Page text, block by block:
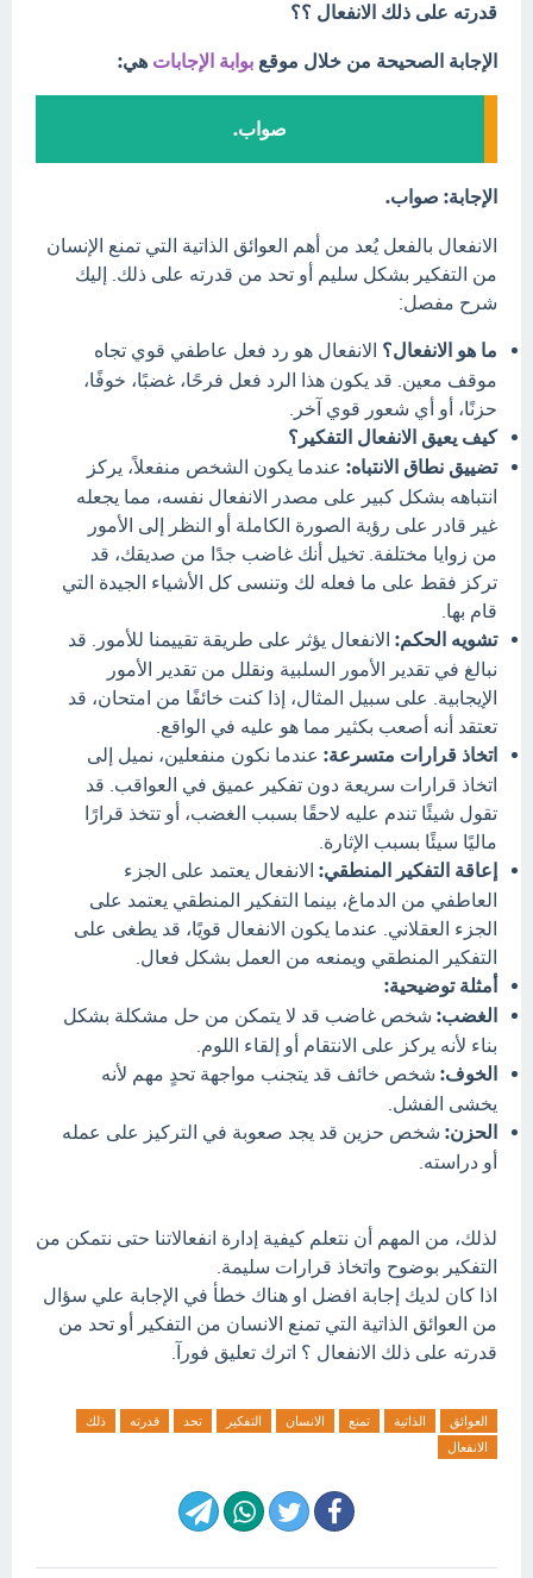
قدرته على ذلك الانفعال ؟؟
الإجابة الصحيحة من خلال موقع بوابة الإجابات هي:
صواب.
الإجابة: صواب.
الانفعال بالفعل يُعد من أهم العوائق الذاتية التي تمنع الإنسان
من التفكير بشكل سليم أو تحد من قدرته على ذلك. إليك
شرح مفصل:
ما هو الانفعال؟ الانفعال هو رد فعل عاطفي قوي تجاه
موقف معين. قد يكون هذا الرد فعل فرحًا، غضبًا، خوفًا،
حزنًا، أو أي شعور قوي آخر.
كيف يعيق الانفعال التفكير؟
تضييق نطاق الانتباه: عندما يكون الشخص منفعلاً، يركز
انتباهه بشكل كبير على مصدر الانفعال نفسه، مما يجعله
غير قادر على رؤية الصورة الكاملة أو النظر إلى الأمور
من زوايا مختلفة. تخيل أنك غاضب جدًا من صديقك، قد
تركز فقط على ما فعله لك وتنسى كل الأشياء الجيدة التي
قام بها.
تشويه الحكم: الانفعال يؤثر على طريقة تقييمنا للأمور. قد
نبالغ في تقدير الأمور السلبية ونقلل من تقدير الأمور
الإيجابية. على سبيل المثال، إذا كنت خائفًا من امتحان، قد
تعتقد أنه أصعب بكثير مما هو عليه في الواقع.
اتخاذ قرارات متسرعة: عندما نكون منفعلين، نميل إلى
اتخاذ قرارات سريعة دون تفكير عميق في العواقب. قد
تقول شيئًا تندم عليه لاحقًا بسبب الغضب، أو تتخذ قرارًا
ماليًا سيئًا بسبب الإثارة.
إعاقة التفكير المنطقي: الانفعال يعتمد على الجزء
العاطفي من الدماغ، بينما التفكير المنطقي يعتمد على
الجزء العقلاني. عندما يكون الانفعال قويًا، قد يطغى على
التفكير المنطقي ويمنعه من العمل بشكل فعال.
أمثلة توضيحية:
الغضب: شخص غاضب قد لا يتمكن من حل مشكلة بشكل
بناء لأنه يركز على الانتقام أو إلقاء اللوم.
الخوف: شخص خائف قد يتجنب مواجهة تحدٍ مهم لأنه
يخشى الفشل.
الحزن: شخص حزين قد يجد صعوبة في التركيز على عمله
أو دراسته.
لذلك، من المهم أن نتعلم كيفية إدارة انفعالاتنا حتى نتمكن من
التفكير بوضوح واتخاذ قرارات سليمة.
اذا كان لديك إجابة افضل او هناك خطأ في الإجابة علي سؤال
من العوائق الذاتية التي تمنع الانسان من التفكير أو تحد من
قدرته على ذلك الانفعال ؟ اترك تعليق فورآ.
العوائق الذاتية تمنع الانسان التفكير تحد قدرته
ذلك
الانفعال